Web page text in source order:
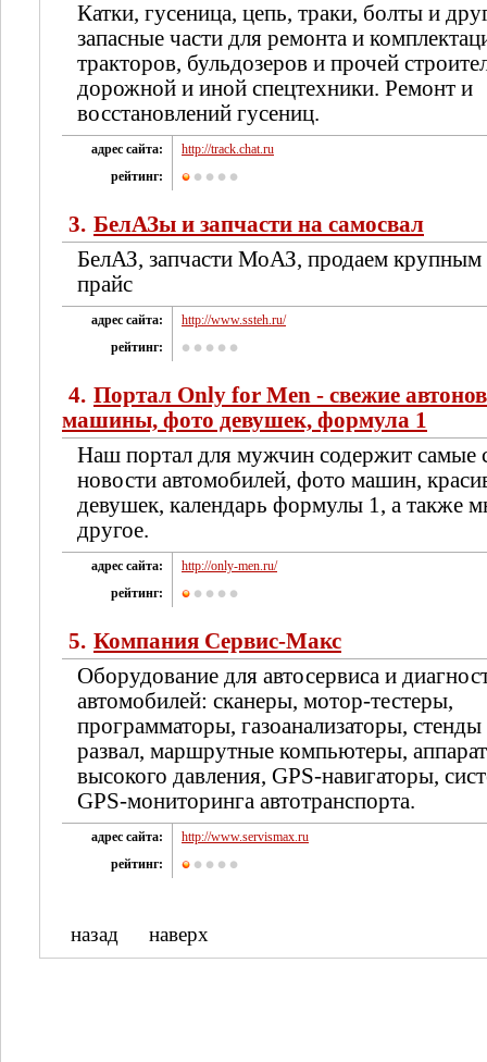
Катки, гусеница, цепь, траки, болты и
запасные части для ремонта и
тракторов, бульдозеров и прочей
дорожной и иной спецтехники. Ремонт и
восстановлений гусениц.
адрес сайта:
http://track.chat.ru
рейтинг:
3. БелАЗы и запчасти на самосвал
БелАЗ, запчасти МоАЗ, продаем крупным
прайс
адрес сайта:
http://www.ssteh.ru/
рейтинг:
4. Портал Only for Men - свежие
машины, фото девушек, формула 1
Наш портал для мужчин содержит самые
новости автомобилей, фото машин,
девушек, календарь формулы 1, а также
другое.
адрес сайта:
http://only-men.ru/
рейтинг:
5. Компания Сервис-Макс
Оборудование для автосервиса и
автомобилей: сканеры, мотор-тестеры,
программаторы, газоанализаторы, стенды
развал, маршрутные компьютеры,
высокого давления, GPS-навигаторы,
GPS-мониторинга автотранспорта.
адрес сайта:
http://www.servismax.ru
рейтинг:
назад наверх